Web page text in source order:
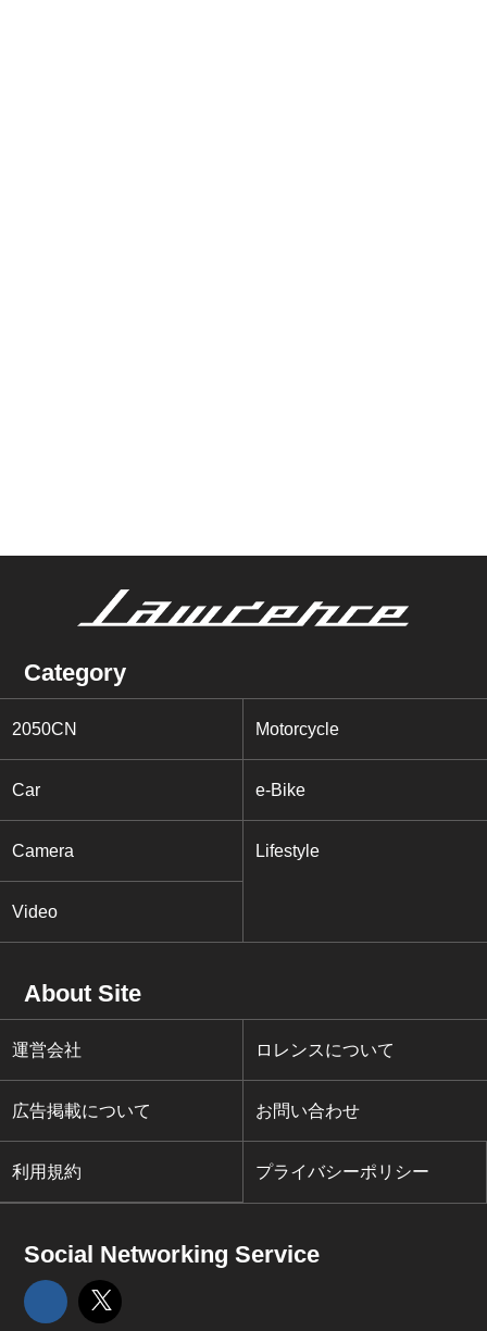
Category
2050CN Motorcycle
Car e-Bike
Camera Lifestyle
Video
About Site
運営会社 ロレンスについて
広告掲載について お問い合わせ
利用規約 プライバシーポリシー
Social Networking Service